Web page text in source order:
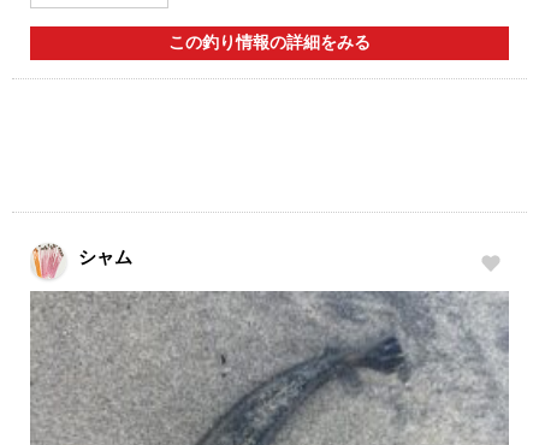
この釣り情報の詳細をみる
シャム